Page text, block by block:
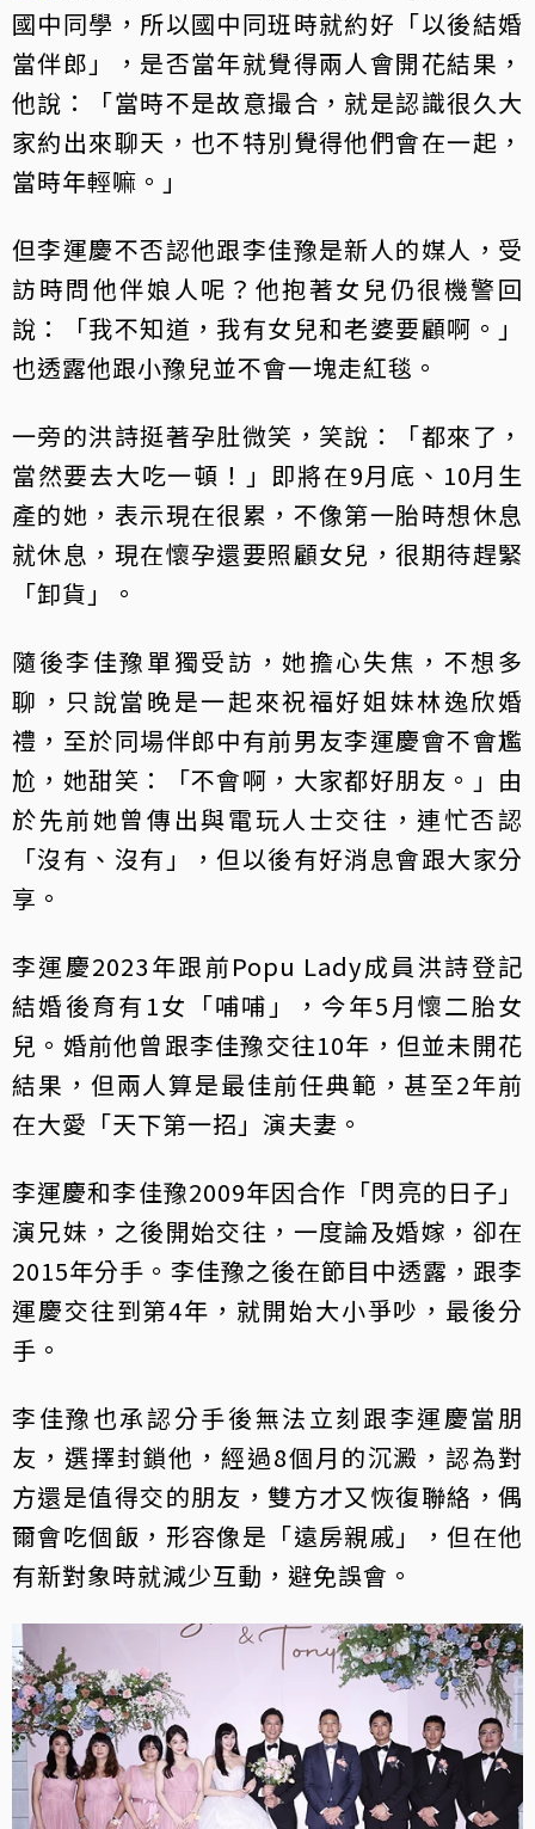
國中同學，所以國中同班時就約好「以後結婚
當伴郎」，是否當年就覺得兩人會開花結果，
他說：「當時不是故意撮合，就是認識很久大
家約出來聊天，也不特別覺得他們會在一起，
當時年輕嘛。」
但李運慶不否認他跟李佳豫是新人的媒人，受
訪時問他伴娘人呢？他抱著女兒仍很機警回
說：「我不知道，我有女兒和老婆要顧啊。」
也透露他跟小豫兒並不會一塊走紅毯。
一旁的洪詩挺著孕肚微笑，笑說：「都來了，
當然要去大吃一頓！」即將在9月底、10月生
產的她，表示現在很累，不像第一胎時想休息
就休息，現在懷孕還要照顧女兒，很期待趕緊
「卸貨」。
隨後李佳豫單獨受訪，她擔心失焦，不想多
聊，只說當晚是一起來祝福好姐妹林逸欣婚
禮，至於同場伴郎中有前男友李運慶會不會尷
尬，她甜笑：「不會啊，大家都好朋友。」由
於先前她曾傳出與電玩人士交往，連忙否認
「沒有、沒有」，但以後有好消息會跟大家分
享。
李運慶2023年跟前Popu Lady成員洪詩登記
結婚後育有1女「哺哺」，今年5月懷二胎女
兒。婚前他曾跟李佳豫交往10年，但並未開花
結果，但兩人算是最佳前任典範，甚至2年前
在大愛「天下第一招」演夫妻。
李運慶和李佳豫2009年因合作「閃亮的日子」
演兄妹，之後開始交往，一度論及婚嫁，卻在
2015年分手。李佳豫之後在節目中透露，跟李
運慶交往到第4年，就開始大小爭吵，最後分
手。
李佳豫也承認分手後無法立刻跟李運慶當朋
友，選擇封鎖他，經過8個月的沉澱，認為對
方還是值得交的朋友，雙方才又恢復聯絡，偶
爾會吃個飯，形容像是「遠房親戚」，但在他
有新對象時就減少互動，避免誤會。